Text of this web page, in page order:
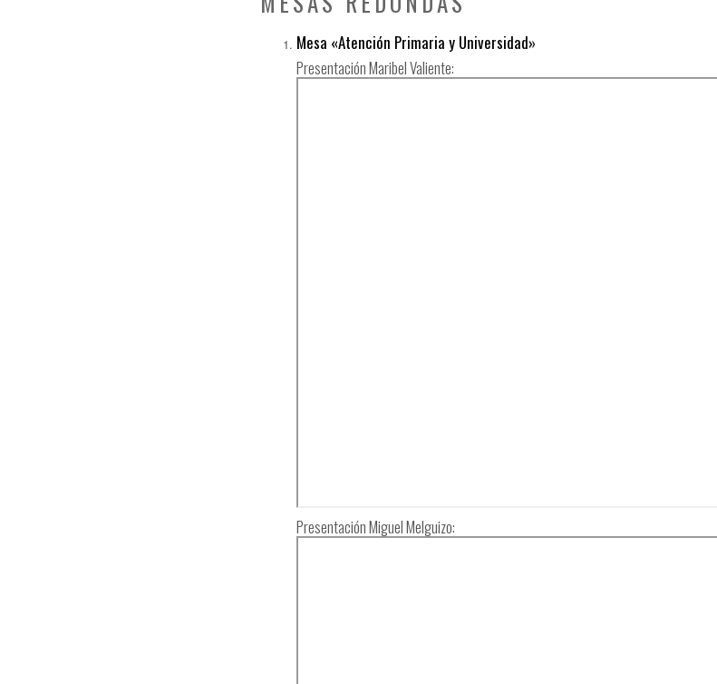
Mesa «Atención Primaria y Universidad»
Presentación Maribel Valiente:
Presentación Miguel Melguizo: